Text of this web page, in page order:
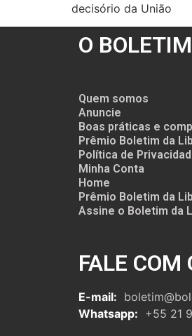
decisório da União
O BOLETIM
Quem somos
Anuncie
Boas práticas e
Prêmio Boletim da
Política de
Minha Conta
Home
Prêmio Boletim da
Assine o Boletim da
FALE COM
E-mail:
Whatsapp: +55 21